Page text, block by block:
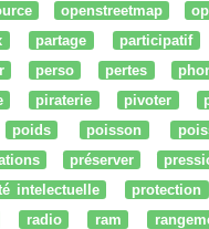
openstreetmap
partage participatif
perso pertes
piraterie pivoter
poids poisson
préserver
intelectuelle
protection
radio ram